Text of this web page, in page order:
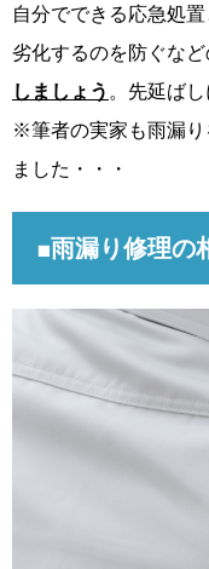
自分でできる応急処
劣化するのを防ぐな
しましょう 。先延ば
※筆者の実家も雨漏り
ました・・・
■雨漏り修理の